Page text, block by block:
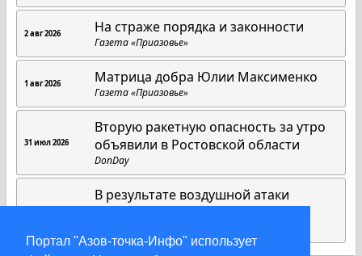
Портал "Азов-точка-Инфо" использует
2 авг 2026 На страже порядка и законности
Газета «Приазовье»
1 авг 2026 Матрица добра Юлии Максименко
Газета «Приазовье»
31 июл 2026
Вторую ракетную опасность за утро
объявили в Ростовской области
DonDay
В результате воздушной атаки